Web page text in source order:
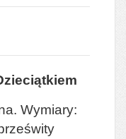
Wymiary: